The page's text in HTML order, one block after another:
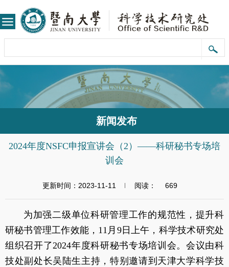
新闻发布
2024年度NSFC申报宣讲会（2）——科研秘书专场培
训会
更新时间：2023-11-11 阅读： 669
为加强二级单位科研管理工作的规范性，提升科
研秘书管理工作效能，11月9日上午，科学技术研究处
组织召开了2024年度科研秘书专场培训会。会议由科
技处副处长吴陆生主持，特别邀请到天津大学科学技